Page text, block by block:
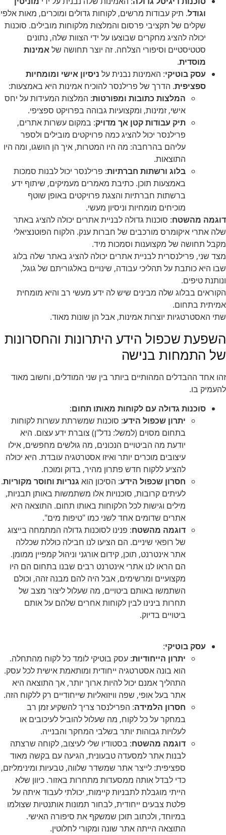
וגודל. תיק עבודות מרשים, לקוחות גדולים ומוכרים, מאות אלפי
שקלים של תקציבי פרסום והמלצות מלקוחות מובילים. סוכנות
יכולה להציג מחקרים שבוצעו על ידי הצוות שלה, נתונים
סטטיסטיים וסיפורי הצלחה. זה יוצר תחושה שלאמינות
מוסדית.
עסק בוטיקי: האמינות נבנית על ניסיון אישי ומומחיות
ספציפית. הדרך של פרילנסר להוכיח אמינות היא באמצעות:
המלצות כתובות ומפורטות: המלצות המעידות על יחס
אישי, זמינות, ומקצועיות גבוהה בפרויקט ספציפי.
תיק עבודות קטן אך מדויק: במקום עשרות אתרים,
פרילנסר יכול להציג כמה פרויקטים מובילים ולספר
עליהם בהרחבה: מה היו המטרות, איך הן הושגו, ומה היו
התוצאות.
בלוג ורשתות חברתיות: פרילנסר יכול לבנות סמכות
באמצעות תוכן. כתיבת מאמרים מעמיקים, שיתוף ידע
ברשתות חברתיות והצגת פרויקטים באופן שוטף
מוכיחים מומחיות וניסיון מעשי.
דוגמה מהשטח: סוכנות גדולה לבניית אתרים יכולה להציג באתר
שלה אתרי איקומרס מורכבים של חברות ענק. הלקוח הפוטנציאלי
מקבל תחושה של מקצוענות וסמכות מיד.
מצד שני, פרילנסרית לבניית אתרים יכולה להציג באתר שלה בלוג
שבו היא כותבת על תהליכי עבודה, שינויים באלגוריתם של גוגל,
ונותנת טיפים.
הקוראים בבלוג שלה מבינים שיש לה ידע מעשי רב והיא מומחית
אמיתית בתחום.
שתי האסטרטגיות יוצרות אמינות, אבל הן שונות מאוד.
השפעת שכפול הידע היתרונות והחסרונות
של התמחות בנישה
זהו אחד ההבדלים המהותיים ביותר בין שני המודלים, וחשוב מאוד
להעמיק בו.
סוכנות גדולה עם לקוחות מאותו תחום:
יתרון שכפול הידע: סוכנות שמשרתת עשרות לקוחות
בתחום מסוים (למשל: נדל"ן) צוברת ידע עצום. היא
יודעת מה הביטויים הנכונים, מה גולשים מחפשים, אילו
עיצובים מוכרים יותר ואיזו אסטרטגיה עובדת. היא יכולה
להציע ללקוח חדש פתרון מהיר, בדוק ומוכח.
חסרון שכפול הידע: הסיכון הואגנריות וחוסר מקוריות.
לעיתים קרובות, סוכנויות אלו משתמשות באותן תבניות,
מילים וגישות לכל הלקוחות באותו תחום. התוצאה היא
אתרים שדומים אחד לשני כמו "טיפות מים".
דוגמה מהשטח: פנינו לסוכנות גדולה המתמחה בייצוג
של רופאי שיניים. הם הציעו לנו חבילה כוללת שכללה
אתר אינטרנט, תוכן, קידום אורגני וניהול קמפיין ממומן.
הם הראו לנו אתרי אינטרנט רבים שבנו בתחום הם היו
מקצועיים ומרשימים, אבל היה להם מבנה זהה, וכולם
השתמשו באותם ביטויים, מה שעלול ליצור מצב של
תחרות בינינו לבין לקוחות אחרים שלהם על אותם
ביטויים בדיוק.
עסק בוטיקי:
יתרון הייחודיות: עסק בוטיקי לומד כל לקוח מהתחלה.
הוא בונה אסטרטגיה ייחודית ומותאמת אישית לכל עסק.
התהליך אמנם יכול להיות ארוך יותר, אך התוצאה היא
אתר בעל אופי, שפה וויזואליות שייחודיים רק ללקוח הזה.
חסרון הלמידה: הפרילנסר צריך להשקיע זמן רב
במחקר על כל לקוח, מה שעלול להוביל לעיכובים או
לעלויות גבוהות יותר בשלבי המחקר והבנייה.
דוגמה מהשטח: בסטודיו שלי לעיצוב, לקוחה שרצתה
לבנות אתר למסעדה טבעונית, הגיעה עם בקשה מאוד
ספציפית: לייצר אתר שמשדר שלווה, טבעיות ומינימליזם,
כדי לבדל אותה ממסעדות מתחרות באזור. כיוון שלא
הייתי מוגבלת לתבניות קיימות, יכולתי לעבוד איתה על
פלטת צבעים ייחודית, לבחור תמונות אותנטיות שצולמו
במיוחד, ולכתוב תוכן שמשקף את סיפורה האישי.
התוצאה הייתה אתר שונה ומקורי לחלוטין.